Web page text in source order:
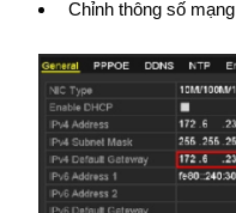
Chỉnh thông số mạng